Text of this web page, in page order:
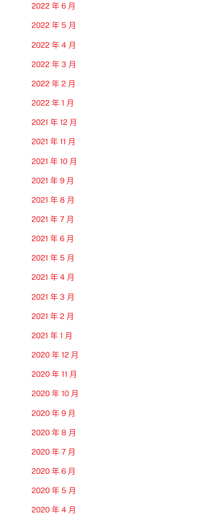
2022 年 6 月
2022 年 5 月
2022 年 4 月
2022 年 3 月
2022 年 2 月
2022 年 1 月
2021 年 12 月
2021 年 11 月
2021 年 10 月
2021 年 9 月
2021 年 8 月
2021 年 7 月
2021 年 6 月
2021 年 5 月
2021 年 4 月
2021 年 3 月
2021 年 2 月
2021 年 1 月
2020 年 12 月
2020 年 11 月
2020 年 10 月
2020 年 9 月
2020 年 8 月
2020 年 7 月
2020 年 6 月
2020 年 5 月
2020 年 4 月